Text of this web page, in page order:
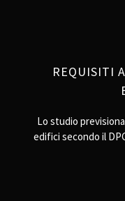
REQUISITI
Lo studio
edifici secondo il